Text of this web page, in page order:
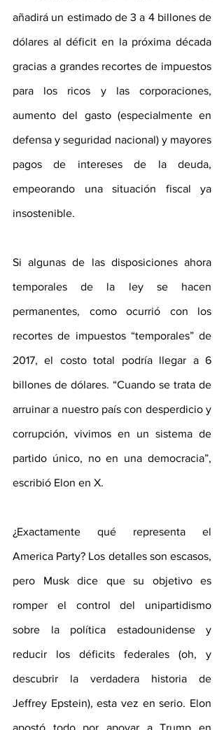
añadirá un estimado de 3 a 4 billones de
dólares al déficit en la próxima década
gracias a grandes recortes de impuestos
para los ricos y las corporaciones,
aumento del gasto (especialmente en
defensa y seguridad nacional) y mayores
pagos de intereses de la deuda,
empeorando una situación fiscal ya
insostenible.
Si algunas de las disposiciones ahora
temporales de la ley se hacen
permanentes, como ocurrió con los
recortes de impuestos “temporales” de
2017, el costo total podría llegar a 6
billones de dólares. “Cuando se trata de
arruinar a nuestro país con desperdicio y
corrupción, vivimos en un sistema de
partido único, no en una democracia”,
escribió Elon en X.
¿Exactamente qué representa el
America Party? Los detalles son escasos,
pero Musk dice que su objetivo es
romper el control del unipartidismo
sobre la política estadounidense y
reducir los déficits federales (oh, y
descubrir la verdadera historia de
Jeffrey Epstein), esta vez en serio. Elon